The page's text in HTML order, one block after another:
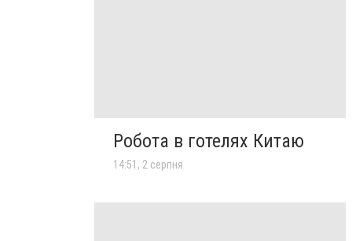
Робота в готелях Китаю
14:51, 2 серпня